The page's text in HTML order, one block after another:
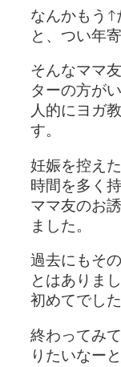
なんかもう↑
と、つい年
そんなママ
ターの方が
人的にヨガ
す。
妊娠を控え
時間を多く
ママ友のお
ました。
過去にもそ
とはありま
初めてでした
終わってみ
りたいなー